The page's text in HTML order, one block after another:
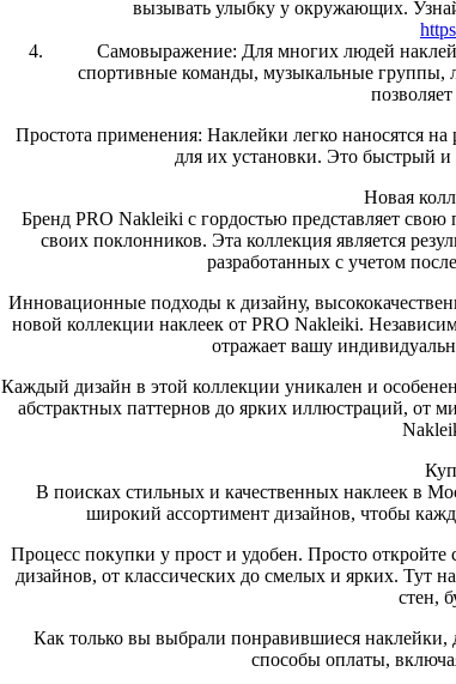
вызывать улыбку у окружающих.
Самовыражение: Для многих людей
спортивные команды, музыкальные
Простота применения: Наклейки легко наносятся
для их установки. Это быстрый
Новая
Бренд PRO Nakleiki с гордостью представляет
своих поклонников. Эта коллекция является
разработанных с учетом
Инновационные подходы к дизайну,
новой коллекции наклеек от PRO Nakleiki.
отражает вашу
Каждый дизайн в этой коллекции уникален и
абстрактных паттернов до ярких иллюстраций, от
В поисках стильных и качественных наклеек в
широкий ассортимент дизайнов, чтобы
Процесс покупки у прост и удобен. Просто откройте
дизайнов, от классических до смелых и ярких. Тут
стен,
Как только вы выбрали понравившиеся наклейки,
способы оплаты,